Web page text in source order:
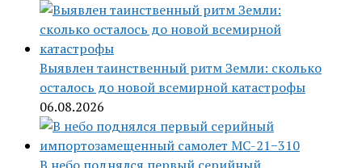
Выявлен таинственный ритм Земли: сколько
осталось до новой всемирной катастрофы
06.08.2026